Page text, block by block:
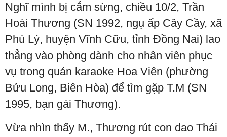
Nghĩ mình bị cắm sừng, chiều 10/2, Trần
Hoài Thương (SN 1992, ngụ ấp Cây Cầy, xã
Phú Lý, huyện Vĩnh Cữu, tỉnh Đồng Nai) lao
thẳng vào phòng dành cho nhân viên phục
vụ trong quán karaoke Hoa Viên (phường
Bửu Long, Biên Hòa) để tìm gặp T.M (SN
1995, bạn gái Thương).
Vừa nhìn thấy M., Thương rút con dao Thái